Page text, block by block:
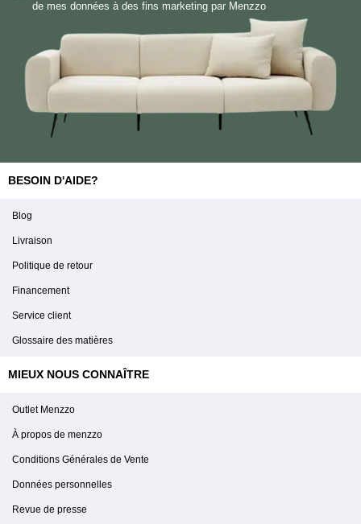
de mes données à des fins marketing par Menzzo
BESOIN D'AIDE?
Blog
Livraison
Politique de retour
Financement
Service client
Glossaire des matières
MIEUX NOUS CONNAÎTRE
Outlet Menzzo
À propos de menzzo
Conditions Générales de Vente
Données personnelles
Revue de presse